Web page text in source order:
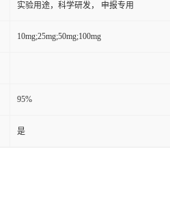
实验用途，科学研发， 申报专用
10mg;25mg;50mg;100mg
95%
是